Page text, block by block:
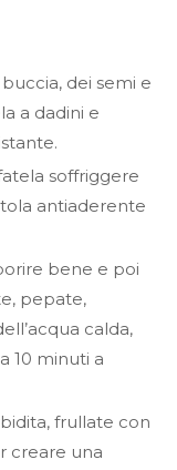
dei semi e
a dadini e
soffriggere
antiaderente
bene e poi
pepate,
calda,
10 minuti a
frullate con
creare una